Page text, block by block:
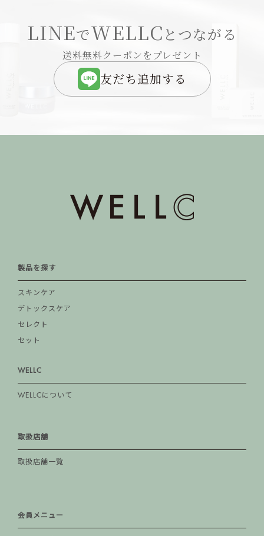
LINEでWELLC とつながる
送料無料クーポンをプレゼント
友だち追加する
製品を探す
スキンケア
デトックスケア
セレクト
セット
WELLC
WELLCについて
取扱店舗
取扱店舗一覧
会員メニュー